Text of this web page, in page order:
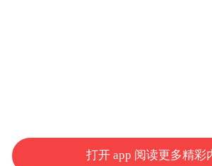
打开 app 阅读更多精彩